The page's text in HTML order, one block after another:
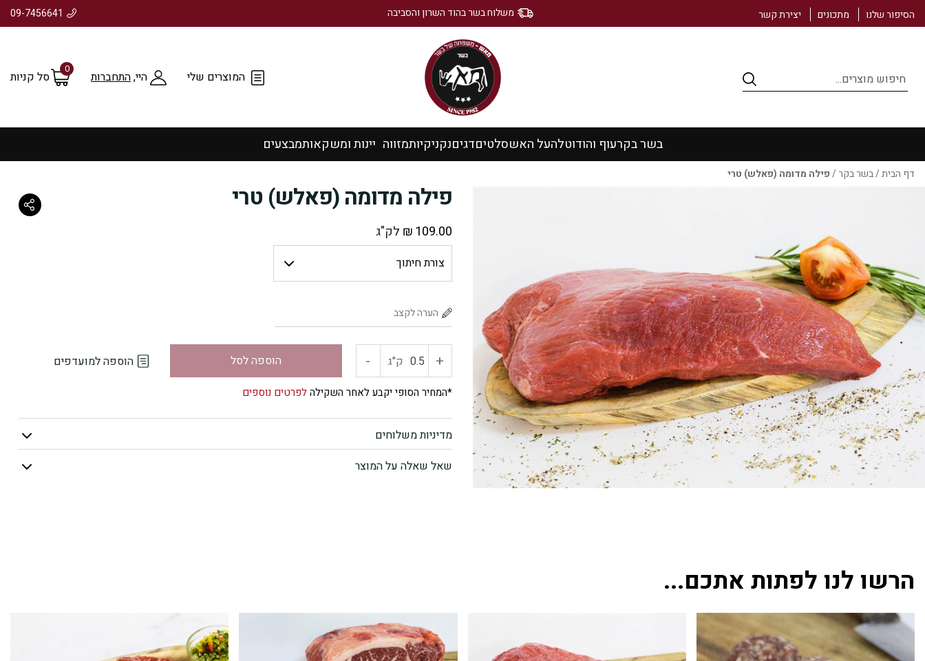
הסיפור שלנו מתכונים יצירת קשר משלוח בשר בהוד השרון והסביבה 09-7456641
search המוצרים שלי היי,התחברות
0
סל קניות
בשר בקרעוף והודוטלהעל האשסלטיםדגיםנקניקיותמזווה יינות ומשקאותמבצעים
דף הבית/בשר בקר/פילה מדומה (פאלש) טרי
פילה מדומה (פאלש) טרי
₪109.00 לק"ג
+ כמות
של
פילה
מדומה
ק"ג - הוספה לסל הוספה למועדפים
*המחיר הסופי יקבע לאחר השקילהלפרטים נוספים
מדיניות משלוחים
שאל שאלה על המוצר
הרשו לנו לפתות אתכם...